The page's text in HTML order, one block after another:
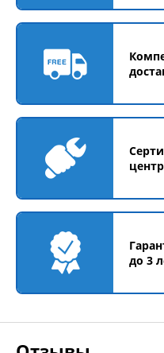
до 3